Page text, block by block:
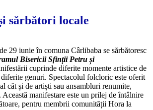
sărbători locale
29 iunie în comuna Cârlibaba se sărbătoresc
Bisericii Sfinții Petru și
cuprinde diferite momente artistice de
diferite genuri. Spectacolul folcloric este oferit
cât și de artiști sau ansambluri renumite,
manifestare este un prilej de întâlnire
pentru membrii comunității Hora la